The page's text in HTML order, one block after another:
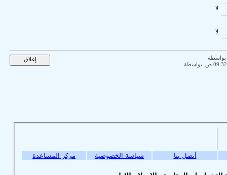
سياسة الخصوصية مركز المساعدة